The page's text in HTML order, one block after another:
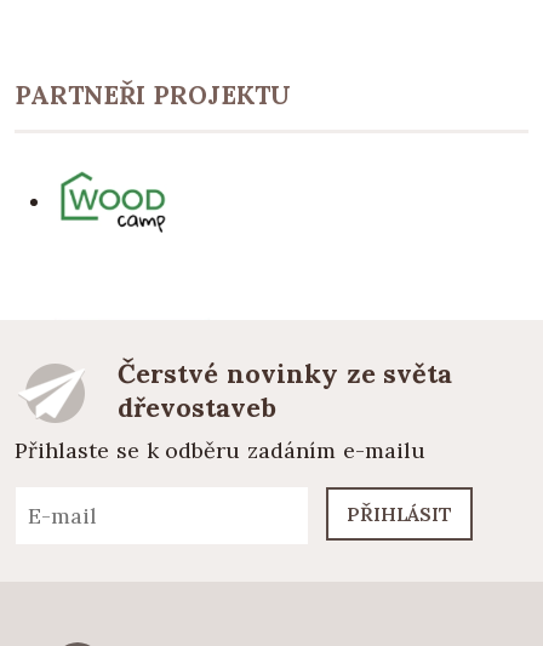
PARTNEŘI PROJEKTU
Čerstvé novinky ze světa
dřevostaveb
Přihlaste se k odběru zadáním e-mailu
PŘIHLÁSIT